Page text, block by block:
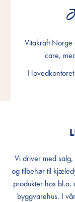
Vitakraft Norge
care,
Vitakraft Norge
care,
Vitakraft Norge
care,
Vi driver med
og tilbehør til
produkter hos bl.a.
byggvarehus. I